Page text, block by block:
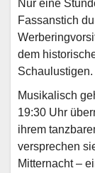
Nur eine
Fassanstich
dem
Schaulustigen.
Musikalisch
19:30 Uhr
ihrem
versprechen
Mitternacht –